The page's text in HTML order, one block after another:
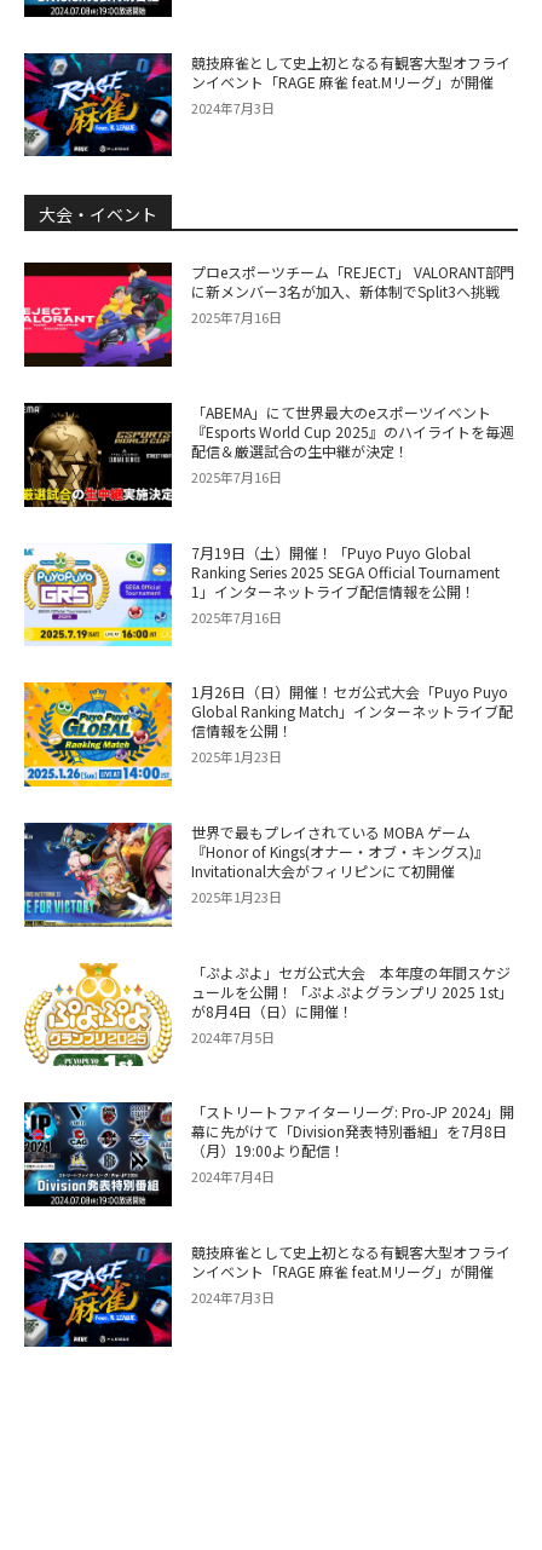
競技麻雀として史上初となる有観客大型オフライ
ンイベント「RAGE 麻雀 feat.Mリーグ」が開催
2024年7月3日
大会・イベント
プロeスポーツチーム「REJECT」 VALORANT部門
に新メンバー3名が加入、新体制でSplit3へ挑戦
2025年7月16日
「ABEMA」にて世界最大のeスポーツイベント
『Esports World Cup 2025』のハイライトを毎週
配信＆厳選試合の生中継が決定！
2025年7月16日
7月19日（土）開催！「Puyo Puyo Global
Ranking Series 2025 SEGA Official Tournament
1」インターネットライブ配信情報を公開！
2025年7月16日
1月26日（日）開催！セガ公式大会「Puyo Puyo
Global Ranking Match」インターネットライブ配
信情報を公開！
2025年1月23日
世界で最もプレイされている MOBA ゲーム
『Honor of Kings(オナー・オブ・キングス)』
Invitational大会がフィリピンにて初開催
2025年1月23日
「ぷよぷよ」セガ公式大会 本年度の年間スケジ
ュールを公開！「ぷよぷよグランプリ 2025 1st」
が8月4日（日）に開催！
2024年7月5日
「ストリートファイターリーグ: Pro-JP 2024」開
幕に先がけて「Division発表特別番組」を7月8日
（月）19:00より配信！
2024年7月4日
競技麻雀として史上初となる有観客大型オフライ
ンイベント「RAGE 麻雀 feat.Mリーグ」が開催
2024年7月3日